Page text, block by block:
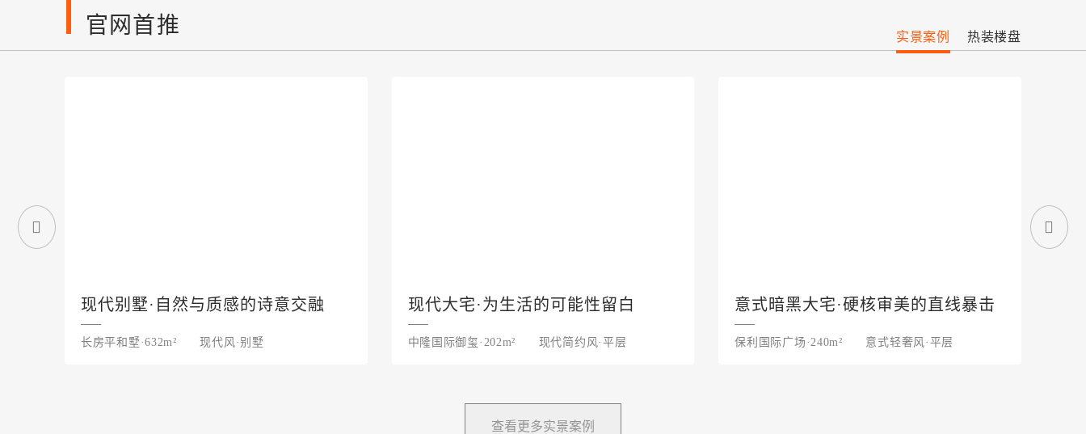
官网首推 实景案例 热装楼盘
现代别墅·自然与质感的诗意交融
长房平和墅·632m² 现代风·别墅
现代大宅·为生活的可能性留白
中隆国际御玺·202m² 现代简约风·平层
意式暗黑大宅·硬核审美的直线暴击
保利国际广场·240m² 意式轻奢风·平层
查看更多实景案例